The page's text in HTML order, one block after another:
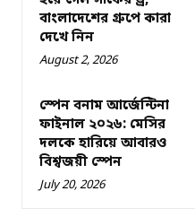
বাংলাদেশের গ্রুপে কারা
দেখে নিন
August 2, 2026
স্পেন বনাম আর্জেন্টিনা
ফাইনাল ২০২৬: মেসির
দলকে হারিয়ে আবারও
বিশ্বজয়ী স্পেন
July 20, 2026